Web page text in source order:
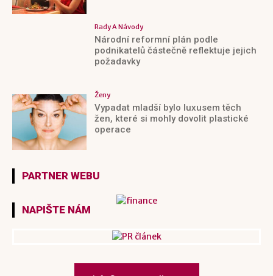
Rady A Návody
Národní reformní plán podle
podnikatelů částečně reflektuje jejich
požadavky
Ženy
Vypadat mladší bylo luxusem těch
žen, které si mohly dovolit plastické
operace
PARTNER WEBU
NAPIŠTE NÁM